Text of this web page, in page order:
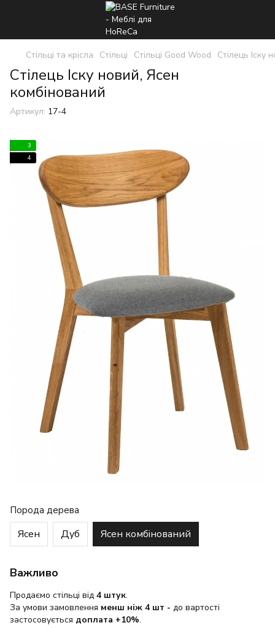
Стільці та крісла Стільці Стільці Good Wood Стілець Іску
Стілець Іску новий, Ясен
комбінований
Артикул: 17-4
3
4
Порода дерева
Ясен Дуб Ясен комбінований
Важливо
Продаємо стільці від 4 штук.
За умови замовлення менш ніж 4 шт - до вартості
застосовується доплата +10%.